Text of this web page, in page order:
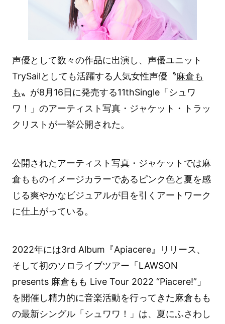
声優として数々の作品に出演し、声優ユニット
TrySailとしても活躍する人気女性声優〝麻倉も
も〟が8月16日に発売する11thSingle「シュワ
ワ！」のアーティスト写真・ジャケット・トラッ
クリストが一挙公開された。
公開されたアーティスト写真・ジャケットでは麻
倉もものイメージカラーであるピンク色と夏を感
じる爽やかなビジュアルが目を引くアートワーク
に仕上がっている。
2022年には3rd Album『Apiacere』リリース、
そして初のソロライブツアー「LAWSON
presents 麻倉もも Live Tour 2022 “Piacere!”」
を開催し精力的に音楽活動を行ってきた麻倉もも
の最新シングル「シュワワ！」は、夏にふさわし